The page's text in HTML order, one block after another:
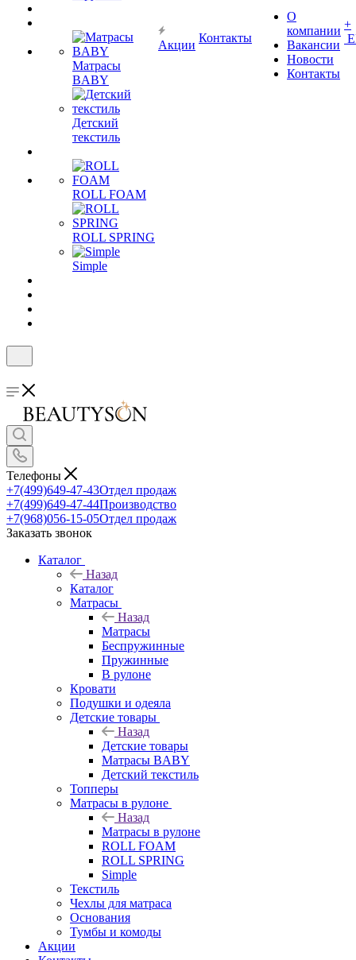
Матрасы
BABY
Детский
текстиль
ROLL FOAM
ROLL SPRING
Simple
Акции
Контакты
О
компании
Вакансии
Новости
Контакты
+
Телефоны
+7(499)649-47-43Отдел продаж
+7(499)649-47-44Производство
+7(968)056-15-05Отдел продаж
Заказать звонок
Каталог
Назад
Каталог
Матрасы
Назад
Матрасы
Беспружинные
Пружинные
В рулоне
Кровати
Подушки и одеяла
Детские товары
Назад
Детские товары
Матрасы BABY
Детский текстиль
Топперы
Матрасы в рулоне
Назад
Матрасы в рулоне
ROLL FOAM
ROLL SPRING
Simple
Текстиль
Чехлы для матраса
Основания
Тумбы и комоды
Акции